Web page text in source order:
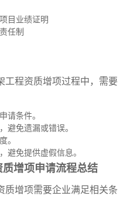
目业绩证明
任制
工程资质增项过程中，需要
请条件。
避免遗漏或错误。
。
避免提供虚假信息。
增项申请流程总结
质增项需要企业满足相关条